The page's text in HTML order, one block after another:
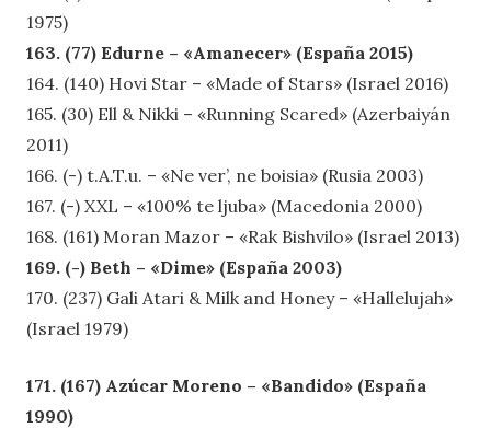
1975)
163. (77) Edurne – «Amanecer» (España 2015)
164. (140) Hovi Star – «Made of Stars» (Israel 2016)
165. (30) Ell & Nikki – «Running Scared» (Azerbaiyán
2011)
166. (-) t.A.T.u. – «Ne ver’, ne boisia» (Rusia 2003)
167. (-) XXL – «100% te ljuba» (Macedonia 2000)
168. (161) Moran Mazor – «Rak Bishvilo» (Israel 2013)
169. (-) Beth – «Dime» (España 2003)
170. (237) Gali Atari & Milk and Honey – «Hallelujah»
(Israel 1979)
171. (167) Azúcar Moreno – «Bandido» (España
1990)